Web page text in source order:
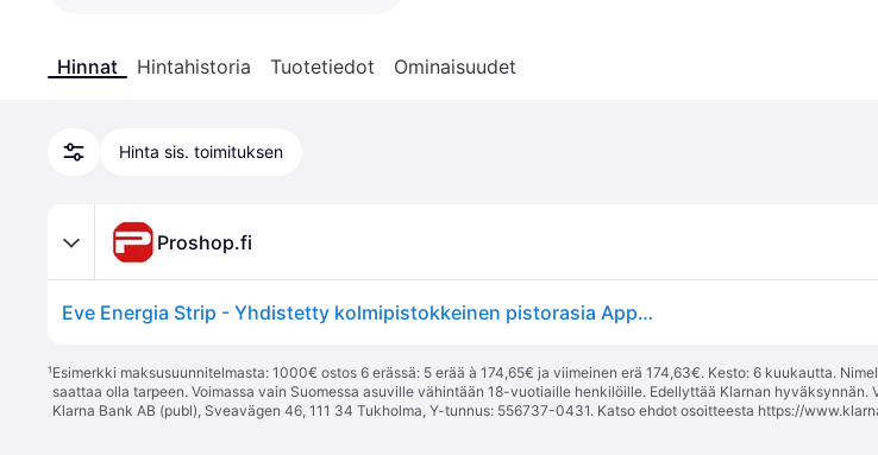
Hinnat Hintahistoria Tuotetiedot Ominaisuudet
Hinta sis. toimituksen
Proshop.fi
Eve Energia Strip - Yhdistetty kolmipistokkeinen pistorasia Apple HomeKitille
¹Esimerkki maksusuunnitelmasta: 1000€ ostos 6 erässä: 5 erää à 174,65€ ja viimeinen erä 174,63€. Kesto: 6 kuukautta.
saattaa olla tarpeen. Voimassa vain Suomessa asuville vähintään 18-vuotiaille henkilöille. Edellyttää Klarnan
Klarna Bank AB (publ), Sveavägen 46, 111 34 Tukholma, Y-tunnus: 556737-0431. Katso ehdot osoitteesta https://